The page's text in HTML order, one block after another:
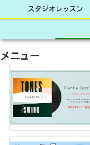
スタジオレッスン
メニュー